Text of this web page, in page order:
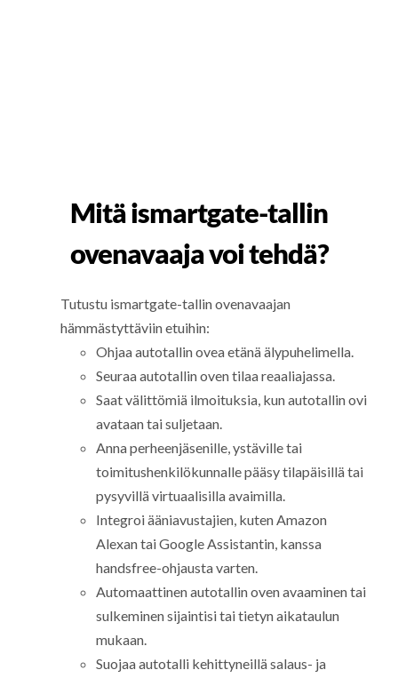
Mitä ismartgate-tallin
ovenavaaja voi tehdä?
Tutustu ismartgate-tallin ovenavaajan
hämmästyttäviin etuihin:
Ohjaa autotallin ovea etänä älypuhelimella.
Seuraa autotallin oven tilaa reaaliajassa.
Saat välittömiä ilmoituksia, kun autotallin ovi
avataan tai suljetaan.
Anna perheenjäsenille, ystäville tai
toimitushenkilökunnalle pääsy tilapäisillä tai
pysyvillä virtuaalisilla avaimilla.
Integroi ääniavustajien, kuten Amazon
Alexan tai Google Assistantin, kanssa
handsfree-ohjausta varten.
Automaattinen autotallin oven avaaminen tai
sulkeminen sijaintisi tai tietyn aikataulun
mukaan.
Suojaa autotalli kehittyneillä salaus- ja